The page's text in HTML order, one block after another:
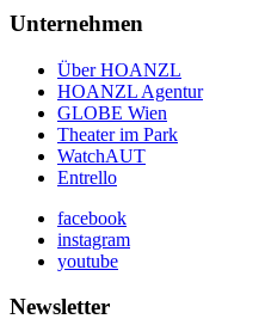
Unternehmen
Über HOANZL
HOANZL Agentur
GLOBE Wien
Theater im Park
WatchAUT
Entrello
facebook
instagram
youtube
Newsletter